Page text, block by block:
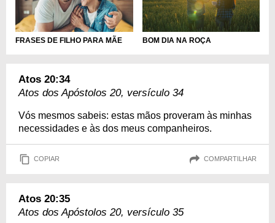
FRASES DE FILHO PARA MÃE BOM DIA NA ROÇA
Atos 20:34
Atos dos Apóstolos 20, versículo 34
Vós mesmos sabeis: estas mãos proveram às minhas
necessidades e às dos meus companheiros.
COPIAR COMPARTILHAR
Atos 20:35
Atos dos Apóstolos 20, versículo 35